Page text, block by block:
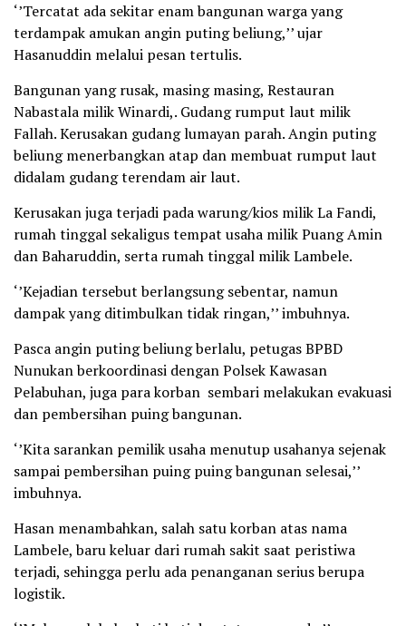
‘’Tercatat ada sekitar enam bangunan warga yang
terdampak amukan angin puting beliung,’’ ujar
Hasanuddin melalui pesan tertulis.
Bangunan yang rusak, masing masing, Restauran
Nabastala milik Winardi,. Gudang rumput laut milik
Fallah. Kerusakan gudang lumayan parah. Angin puting
beliung menerbangkan atap dan membuat rumput laut
didalam gudang terendam air laut.
Kerusakan juga terjadi pada warung/kios milik La Fandi,
rumah tinggal sekaligus tempat usaha milik Puang Amin
dan Baharuddin, serta rumah tinggal milik Lambele.
‘’Kejadian tersebut berlangsung sebentar, namun
dampak yang ditimbulkan tidak ringan,’’ imbuhnya.
Pasca angin puting beliung berlalu, petugas BPBD
Nunukan berkoordinasi dengan Polsek Kawasan
Pelabuhan, juga para korban sembari melakukan evakuasi
dan pembersihan puing bangunan.
‘’Kita sarankan pemilik usaha menutup usahanya sejenak
sampai pembersihan puing puing bangunan selesai,’’
imbuhnya.
Hasan menambahkan, salah satu korban atas nama
Lambele, baru keluar dari rumah sakit saat peristiwa
terjadi, sehingga perlu ada penanganan serius berupa
logistik.